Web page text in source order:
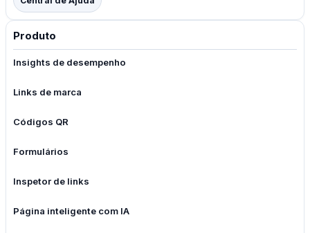
Produto
Insights de desempenho
Links de marca
Códigos QR
Formulários
Inspetor de links
Página inteligente com IA